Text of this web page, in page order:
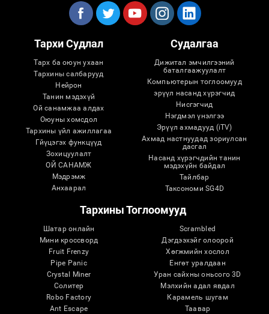
Тархи Судлал
Тарх ба оюун ухаан
Тархины салбарууд
Нейрон
Танин мэдэхүй
Ой санамжаа алдах
Оюуны хомсдол
Тархины үйл ажиллагаа
Гйүцэгэх функцүүд
Зохицуулалт
ОЙ САНАМЖ
Мэдрэмж
Анхаарал
Судалгаа
Дижитал эмчилгээний
баталгаажуулалт
Компьютерын тоглоомууд
эрүүл насанд хүрэгчид
Нисгэгчид
Нэгдмэл үнэлгээ
Эрүүл ахмадууд (iTV)
Ахмад настнуудад зориулсан
дасгал
Насанд хүрэгчдийн танин
мэдэхүйн байдал
Тайлбар
Таксономи SG4D
Тархины Тоглоомууд
Шатар онлайн
Мини кроссворд
Fruit Frenzy
Pipe Panic
Crystal Miner
Солитер
Robo Factory
Ant Escape
Scrambled
Дэгдээхэйг олоорой
Хөгжмийн хослол
Eнгөт уралдаан
Уран сайхны оньсого 3D
Мэлхийн адал явдал
Карамель шугам
Таавар